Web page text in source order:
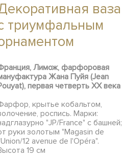
ваза
триумфальным
Лимож, фарфоровая
Жана Пуйя (Jean
первая четверть ХХ века
крытье кобальтом,
роспись. Марки:
"JP/France" с башней;
руки золотым "Magasin de
12 avenue de l'Opéra".
19 см